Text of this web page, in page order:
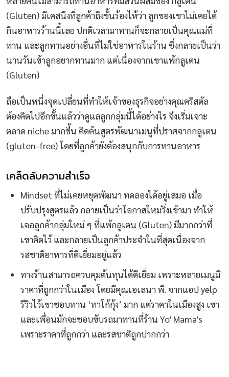
(Gluten) มีเคสนึงที่ลูกค้าถึงขั้นร้องไห้ว่า ลูกของเขาไม่เคยได้
กินอาหารร้านนี้เลย ปกติเวลามาทานก็จะกลายเป็นคุณแม่ที่
ทาน และลูกทานอย่างอื่นที่ไม่ใช่อาหารในร้าน ซึ่งกลายเป็นว่า
นานวันเข้าลูกอยากทานมาก แต่เนื่องจากเขาแพ้กลูเตน
(Gluten)
ถือเป็นหนึ่งจุดเปลี่ยนที่ทำให้เจ้าของธุรกิจอย่างคุณคริสตัล
ต้องคิดไปอีกขั้นแล้วว่าดูแลลูกกลุ่มนี้ได้อย่างไร จึงเริ่มเจาะ
ตลาด niche มากขึ้น คิดค้นสูตรพัฒนาเมนูที่ปราศจากกลูเตน
(gluten-free) โดยที่ลูกค้ายังต้องสนุกกับการทานอาหาร
เคล็ดลับความสำเร็จ
Mindset ที่ไม่เคยหยุดพัฒนา ทดลองได้อยู่เสมอ เมื่อ
ปรับปรุงสูตรแล้ว กลายเป็นว่าโอกาสใหม่วิ่งเข้ามา ทำให้
เจอลูกค้ากลุ่มใหม่ ๆ ที่แพ้กลูเตน (Gluten) มีมากกว่าที่
เขาคิดไว้ และกลายเป็นลูกค้าประจำในที่สุดเนื่องจาก
รสชาติอาหารที่ดีเยี่ยมอยู่แล้ว
ทางร้านสามารถควบคุมต้นทุนได้ดีเยี่ยม เพราะหลายเมนูมี
ราคาที่ถูกกว่าในเมือง โดยมีคุณเอเลนา พี. จากแอป yelp
รีวิวไว้เขาชอบทาน ‘ทาโก้กุ้ง’ มาก แต่ราคาในเมืองสูง เขา
และเพื่อนมักจะชอบขับรถมาทานที่ร้าน Yo' Mama's
เพราะราคาที่ถูกกว่า และรสชาติถูกปากกว่า